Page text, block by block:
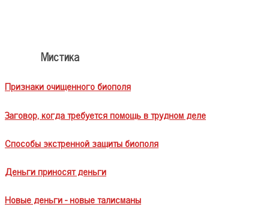
Мистика
Признаки очищенного биополя
Заговор, когда требуется помощь в трудном деле
Способы экстренной защиты биополя
Деньги приносят деньги
Новые деньги - новые талисманы